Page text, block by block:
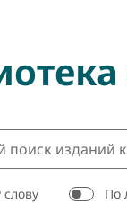
По